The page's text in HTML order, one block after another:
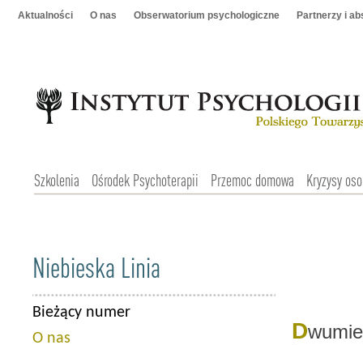
Aktualności O nas Obserwatorium psychologiczne Partnerzy i
Szkolenia Ośrodek Psychoterapii Przemoc domowa Kryzysy
Niebieska Linia
Bieżący numer
O nas
D